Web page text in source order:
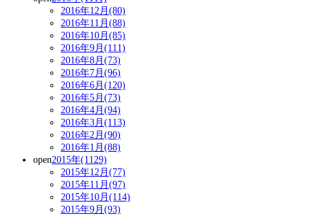
2016年12月(80)
2016年11月(88)
2016年10月(85)
2016年9月(111)
2016年8月(73)
2016年7月(96)
2016年6月(120)
2016年5月(73)
2016年4月(94)
2016年3月(113)
2016年2月(90)
2016年1月(88)
open2015年(1129)
2015年12月(77)
2015年11月(97)
2015年10月(114)
2015年9月(93)